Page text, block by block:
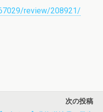
review/208921/
次の投稿